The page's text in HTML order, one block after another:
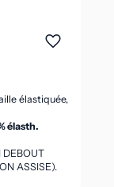
élastiquée,
élasth.
DEBOUT
ASSISE).